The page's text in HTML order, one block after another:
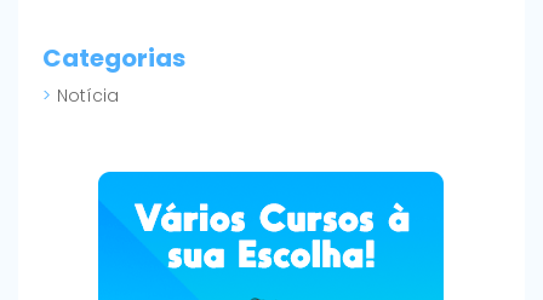
Categorias
Notícia